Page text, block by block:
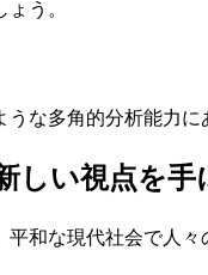
う。
な多角的分析能力
しい視点を手
和な現代社会で人